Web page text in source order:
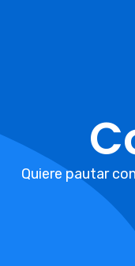
Quiere pautar